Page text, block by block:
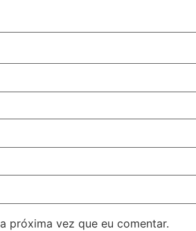
próxima vez que eu comentar.